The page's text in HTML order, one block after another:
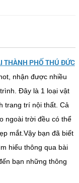
THÀNH PHỐ THÚ ĐỨC
nhận được nhiều
Đây là 1 loại vật
trang trí nội thất. Cả
ngoài trời đều có thể
mắt.Vậy bạn đã biết
hiểu thông qua bài
bạn những thông